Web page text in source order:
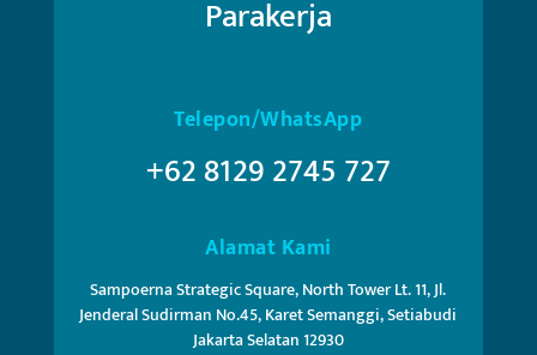
Parakerja
Telepon/WhatsApp
+62 8129 2745 727
Alamat Kami
Sampoerna Strategic Square, North Tower Lt. 11, Jl.
Jenderal Sudirman No.45, Karet Semanggi, Setiabudi
Jakarta Selatan 12930